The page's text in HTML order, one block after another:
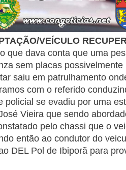
VEÍCULO
que dava conta que uma
sem placas
saiu em patrulhamento
com o referido
policial se evadiu por uma
Vieira que sendo
pelo chassi que o
então ao condutor do
DEL Pol de Ibiporã para